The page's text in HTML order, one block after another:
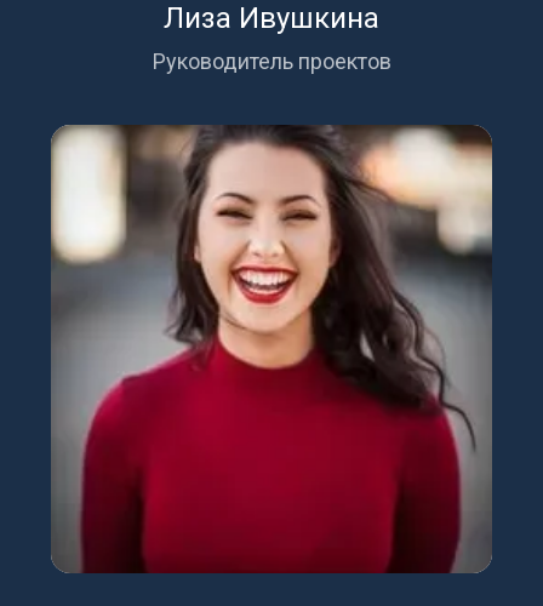
Лиза Ивушкина
Руководитель проектов